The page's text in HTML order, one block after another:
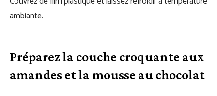
ambiante.
Préparez la couche croquante aux
amandes et la mousse au chocolat